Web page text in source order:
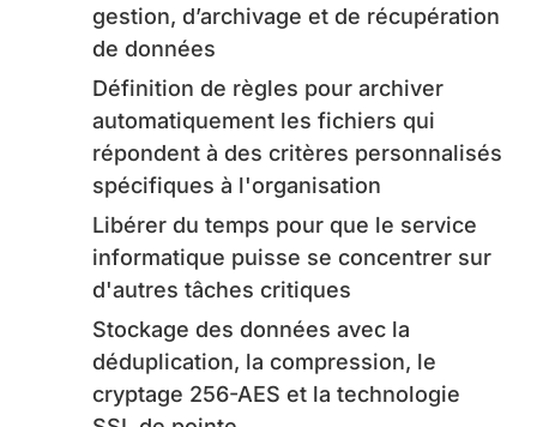
gestion, d’archivage et de récupération
de données
Définition de règles pour archiver
automatiquement les fichiers qui
répondent à des critères personnalisés
spécifiques à l'organisation
Libérer du temps pour que le service
informatique puisse se concentrer sur
d'autres tâches critiques
Stockage des données avec la
déduplication, la compression, le
cryptage 256-AES et la technologie